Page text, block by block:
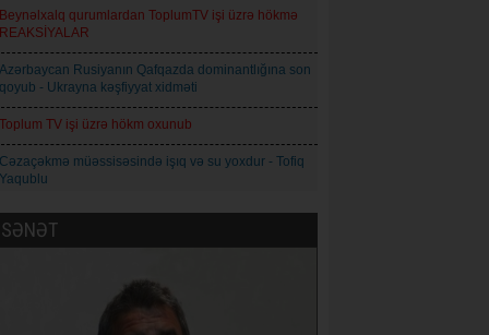
Beynəlxalq qurumlardan ToplumTV işi üzrə hökmə
REAKSİYALAR
Azərbaycan Rusiyanın Qafqazda dominantlığına son
qoyub - Ukrayna kəşfiyyat xidməti
Toplum TV işi üzrə hökm oxunub
Cəzaçəkmə müəssisəsində işıq və su yoxdur - Tofiq
Yaqublu
Şəmşad Ağa: İnformasiya axını idarəolunan
mərhələdən idarəolunmaz mərhələyə keçir
Qoderzi Çoxeli. İntizar - Hekayə
SƏNƏT